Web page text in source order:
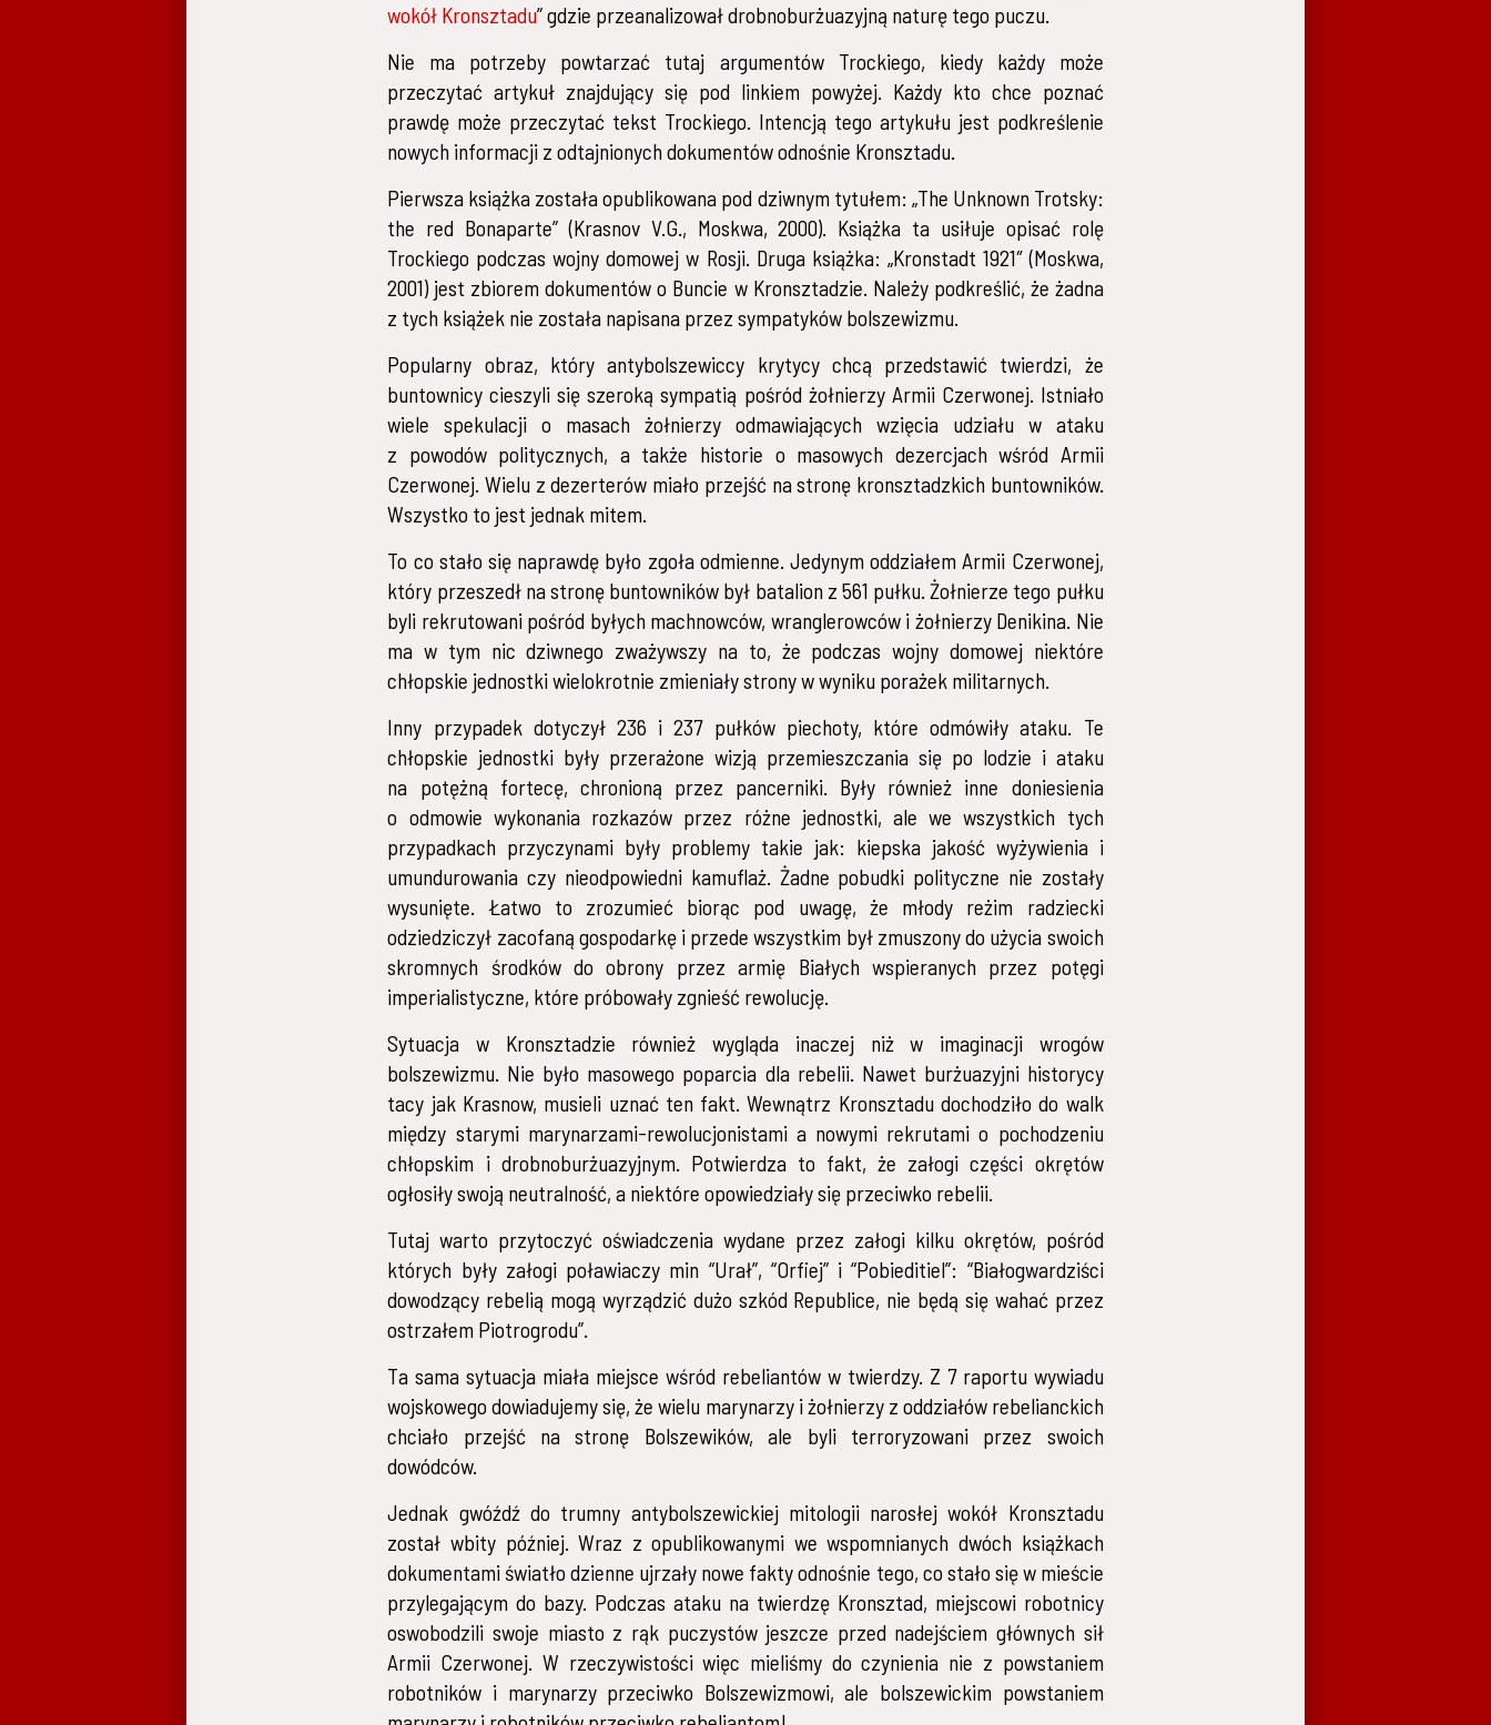
wokół Kronsztadu” gdzie przeanalizował drobnoburżuazyjną naturę tego puczu.
Nie ma potrzeby powtarzać tutaj argumentów Trockiego, kiedy każdy może
przeczytać artykuł znajdujący się pod linkiem powyżej. Każdy kto chce poznać
prawdę może przeczytać tekst Trockiego. Intencją tego artykułu jest podkreślenie
nowych informacji z odtajnionych dokumentów odnośnie Kronsztadu.
Pierwsza książka została opublikowana pod dziwnym tytułem: „The Unknown Trotsky:
the red Bonaparte” (Krasnov V.G., Moskwa, 2000). Książka ta usiłuje opisać rolę
Trockiego podczas wojny domowej w Rosji. Druga książka: „Kronstadt 1921″ (Moskwa,
2001) jest zbiorem dokumentów o Buncie w Kronsztadzie. Należy podkreślić, że żadna
z tych książek nie została napisana przez sympatyków bolszewizmu.
Popularny obraz, który antybolszewiccy krytycy chcą przedstawić twierdzi, że
buntownicy cieszyli się szeroką sympatią pośród żołnierzy Armii Czerwonej. Istniało
wiele spekulacji o masach żołnierzy odmawiających wzięcia udziału w ataku
z powodów politycznych, a także historie o masowych dezercjach wśród Armii
Czerwonej. Wielu z dezerterów miało przejść na stronę kronsztadzkich buntowników.
Wszystko to jest jednak mitem.
To co stało się naprawdę było zgoła odmienne. Jedynym oddziałem Armii Czerwonej,
który przeszedł na stronę buntowników był batalion z 561 pułku. Żołnierze tego pułku
byli rekrutowani pośród byłych machnowców, wranglerowców i żołnierzy Denikina. Nie
ma w tym nic dziwnego zważywszy na to, że podczas wojny domowej niektóre
chłopskie jednostki wielokrotnie zmieniały strony w wyniku porażek militarnych.
Inny przypadek dotyczył 236 i 237 pułków piechoty, które odmówiły ataku. Te
chłopskie jednostki były przerażone wizją przemieszczania się po lodzie i ataku
na potężną fortecę, chronioną przez pancerniki. Były również inne doniesienia
o odmowie wykonania rozkazów przez różne jednostki, ale we wszystkich tych
przypadkach przyczynami były problemy takie jak: kiepska jakość wyżywienia i
umundurowania czy nieodpowiedni kamuflaż. Żadne pobudki polityczne nie zostały
wysunięte. Łatwo to zrozumieć biorąc pod uwagę, że młody reżim radziecki
odziedziczył zacofaną gospodarkę i przede wszystkim był zmuszony do użycia swoich
skromnych środków do obrony przez armię Białych wspieranych przez potęgi
imperialistyczne, które próbowały zgnieść rewolucję.
Sytuacja w Kronsztadzie również wygląda inaczej niż w imaginacji wrogów
bolszewizmu. Nie było masowego poparcia dla rebelii. Nawet burżuazyjni historycy
tacy jak Krasnow, musieli uznać ten fakt. Wewnątrz Kronsztadu dochodziło do walk
między starymi marynarzami-rewolucjonistami a nowymi rekrutami o pochodzeniu
chłopskim i drobnoburżuazyjnym. Potwierdza to fakt, że załogi części okrętów
ogłosiły swoją neutralność, a niektóre opowiedziały się przeciwko rebelii.
Tutaj warto przytoczyć oświadczenia wydane przez załogi kilku okrętów, pośród
których były załogi poławiaczy min “Urał”, “Orfiej” i “Pobieditiel”: “Białogwardziści
dowodzący rebelią mogą wyrządzić dużo szkód Republice, nie będą się wahać przez
ostrzałem Piotrogrodu”.
Ta sama sytuacja miała miejsce wśród rebeliantów w twierdzy. Z 7 raportu wywiadu
wojskowego dowiadujemy się, że wielu marynarzy i żołnierzy z oddziałów rebelianckich
chciało przejść na stronę Bolszewików, ale byli terroryzowani przez swoich
dowódców.
Jednak gwóźdź do trumny antybolszewickiej mitologii narosłej wokół Kronsztadu
został wbity później. Wraz z opublikowanymi we wspomnianych dwóch książkach
dokumentami światło dzienne ujrzały nowe fakty odnośnie tego, co stało się w mieście
przylegającym do bazy. Podczas ataku na twierdzę Kronsztad, miejscowi robotnicy
oswobodzili swoje miasto z rąk puczystów jeszcze przed nadejściem głównych sił
Armii Czerwonej. W rzeczywistości więc mieliśmy do czynienia nie z powstaniem
robotników i marynarzy przeciwko Bolszewizmowi, ale bolszewickim powstaniem